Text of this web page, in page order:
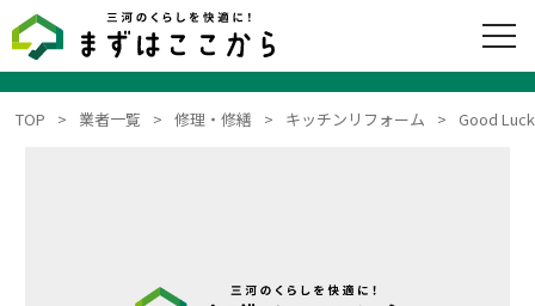
TOP 業者一覧 修理・修繕 キッチンリフォーム Good Luck